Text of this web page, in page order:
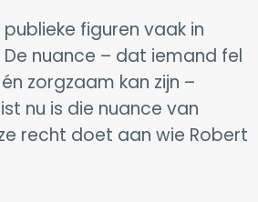
figuren vaak in
nuance – dat iemand fel
zorgzaam kan zijn –
nu is die nuance van
recht doet aan wie Robert